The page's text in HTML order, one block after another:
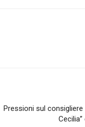
Pressioni sul consigliere